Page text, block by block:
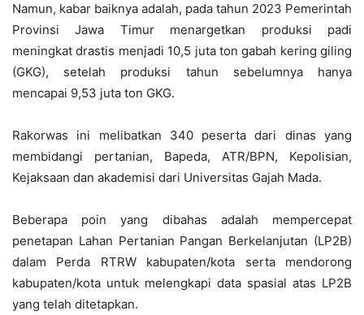
Namun, kabar baiknya adalah, pada tahun 2023 Pemerintah
Provinsi Jawa Timur menargetkan produksi padi
meningkat drastis menjadi 10,5 juta ton gabah kering giling
(GKG), setelah produksi tahun sebelumnya hanya
mencapai 9,53 juta ton GKG.
Rakorwas ini melibatkan 340 peserta dari dinas yang
membidangi pertanian, Bapeda, ATR/BPN, Kepolisian,
Kejaksaan dan akademisi dari Universitas Gajah Mada.
Beberapa poin yang dibahas adalah mempercepat
penetapan Lahan Pertanian Pangan Berkelanjutan (LP2B)
dalam Perda RTRW kabupaten/kota serta mendorong
kabupaten/kota untuk melengkapi data spasial atas LP2B
yang telah ditetapkan.